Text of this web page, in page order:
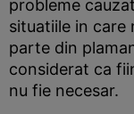
probleme
situatiile in care
parte din
considerat ca
nu fie necesar.